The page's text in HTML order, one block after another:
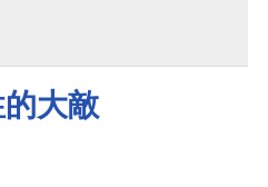
大敵